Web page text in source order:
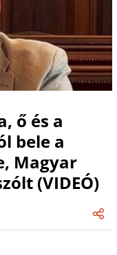
ő és a
bele a
Magyar
(VIDEÓ)